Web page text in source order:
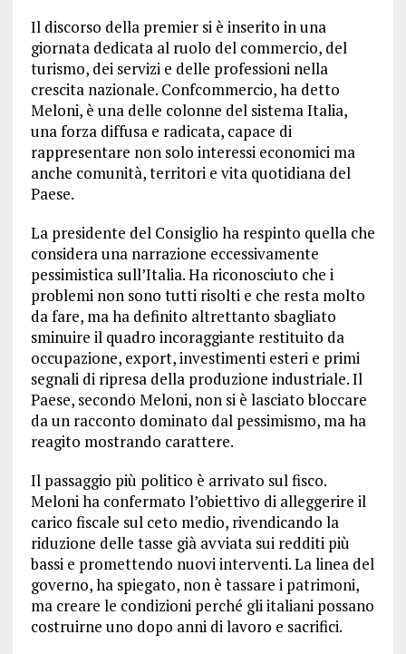
Il discorso della premier si è inserito in una
giornata dedicata al ruolo del commercio, del
turismo, dei servizi e delle professioni nella
crescita nazionale. Confcommercio, ha detto
Meloni, è una delle colonne del sistema Italia,
una forza diffusa e radicata, capace di
rappresentare non solo interessi economici ma
anche comunità, territori e vita quotidiana del
Paese.
La presidente del Consiglio ha respinto quella che
considera una narrazione eccessivamente
pessimistica sull’Italia. Ha riconosciuto che i
problemi non sono tutti risolti e che resta molto
da fare, ma ha definito altrettanto sbagliato
sminuire il quadro incoraggiante restituito da
occupazione, export, investimenti esteri e primi
segnali di ripresa della produzione industriale. Il
Paese, secondo Meloni, non si è lasciato bloccare
da un racconto dominato dal pessimismo, ma ha
reagito mostrando carattere.
Il passaggio più politico è arrivato sul fisco.
Meloni ha confermato l’obiettivo di alleggerire il
carico fiscale sul ceto medio, rivendicando la
riduzione delle tasse già avviata sui redditi più
bassi e promettendo nuovi interventi. La linea del
governo, ha spiegato, non è tassare i patrimoni,
ma creare le condizioni perché gli italiani possano
costruirne uno dopo anni di lavoro e sacrifici.